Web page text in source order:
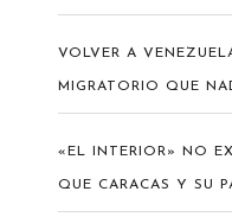
VOLVER A
MIGRATORIO QUE
«EL INTERIOR» NO
QUE CARACAS Y SU